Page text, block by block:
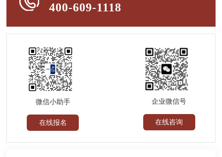
400-609-1118
微信小助手
在线报名
企业微信号
在线咨询